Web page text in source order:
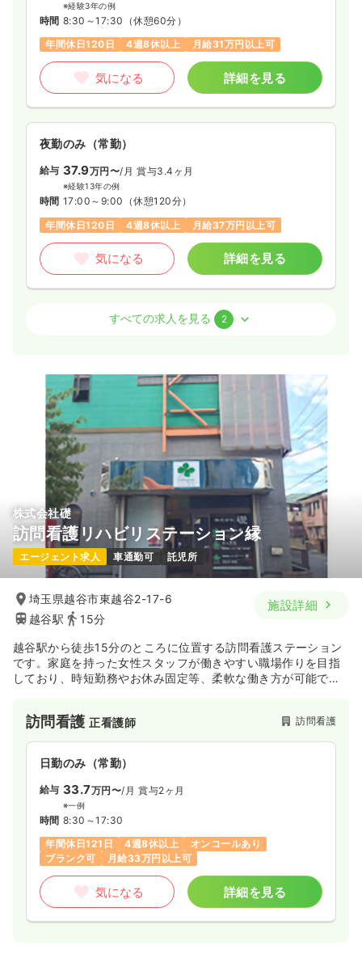
※経験3年の例
時間 8:30～17:30 （休憩60分）
年間休日120日
4週8休以上 月給31万円以上可
気になる 詳細を見る
夜勤のみ（常勤）
給与 37.9万円〜/月 賞与3.4ヶ月
※経験13年の例
時間 17:00～9:00 （休憩120分）
年間休日120日
4週8休以上 月給37万円以上可
気になる 詳細を見る
オペ室(手術室)正・准看護師
25.8 賞与3.4ヶ月
※経験5年の例
時間
日祝休み
年間休日120日 4週8休以上
ブランク可
月給25万円以上可
気になる 詳細を見る
日勤のみ（パート） 一時募集休止
給与 時給1,500円〜
時間 8:30～17:30
日祝休み
ブランク可
気になる 詳細を見る
すべての求人を見る 2
株式会社礎
訪問看護リハビリステーション縁
エージェント求人 車通勤可 託児所
埼玉県越谷市東越谷2-17-6
越谷駅
15分
施設詳細
越谷駅から徒歩15分のところに位置する訪問看護ステーション
です。家庭を持った女性スタッフが働きやすい職場作りを目指
しており、時短勤務やお休み固定等、柔軟な働き方が可能で
訪問看護正看護師 訪問看護
日勤のみ（常勤）
給与 33.7万円〜/月 賞与2ヶ月
※一例
時間 8:30～17:30
年間休日121日
4週8休以上
オンコールあり
ブランク可
月給33万円以上可
気になる 詳細を見る